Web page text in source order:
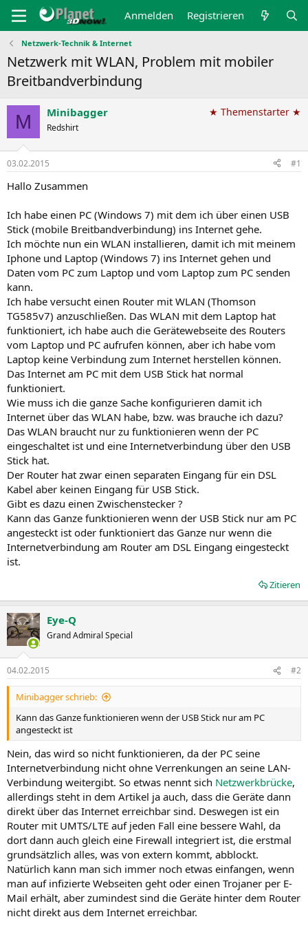
Anmelden Registrieren
Netzwerk-Technik & Internet
Netzwerk mit WLAN, Problem mit mobiler
Breitbandverbindung
M Minibagger
Redshirt
★ Themenstarter ★
03.02.2015 #1
Hallo Zusammen
Ich habe einen PC (Windows 7) mit dem ich über einen USB
Stick (mobile Breitbandverbindung) ins Internet gehe.
Ich möchte nun ein WLAN installieren, damit ich mit meinem
Iphone und Laptop (Windows 7) ins Internet gehen und
Daten vom PC zum Laptop und vom Laptop zum PC senden
kann.
Ich habe versucht einen Router mit WLAN (Thomson
TG585v7) anzuschließen. Das WLAN mit dem Laptop hat
funktioniert, ich habe auch die Gerätewebseite des Routers
vom Laptop und PC aufrufen können, aber ich habe vom
Laptop keine Verbindung zum Internet herstellen können.
Das Internet am PC mit dem USB Stick hat normal
funktioniert.
Wie muss ich die ganze Sache konfigurieren damit ich
Internet über das WLAN habe, bzw. was brauche ich dazu?
Das WLAN braucht nur zu funktionieren wenn der PC
eingeschaltet ist und eine Internetverbindung über den USB
Stick hat.
Der Router hat zwar einen separaten Eingang für ein DSL
Kabel aber keinen Eingang für USB Stick.
Gibt es dazu einen Zwischenstecker ?
Kann das Ganze funktionieren wenn der USB Stick nur am PC
angesteckt ist oder funktioniert das Ganze nur wenn die
Internetverbindung am Router am DSL Eingang eingesteckt
ist.
Zitieren
Eye-Q
Grand Admiral Special
04.02.2015 #2
Minibagger schrieb:
Kann das Ganze funktionieren wenn der USB Stick nur am PC
angesteckt ist
Nein, das wird so nicht funktionieren, da der PC seine
Internetverbindung nicht ohne Verrenkungen an seine LAN-
Verbindung weitergibt. So etwas nennt sich Netzwerkbrücke,
allerdings steht in dem Artikel ja auch, dass die Geräte dann
direkt über das Internet erreichbar sind. Deswegen ist ein
Router mit UMTS/LTE auf jeden Fall eine bessere Wahl, da
dort dann auch gleich eine Firewall integriert ist, die erstmal
grundsätzlich alles, was von extern kommt, abblockt.
Natürlich kann man sich immer noch etwas einfangen, wenn
man auf infizierte Webseiten geht oder einen Trojaner per E-
Mail erhält, aber zumindest sind die Geräte hinter dem Router
nicht direkt aus dem Internet erreichbar.